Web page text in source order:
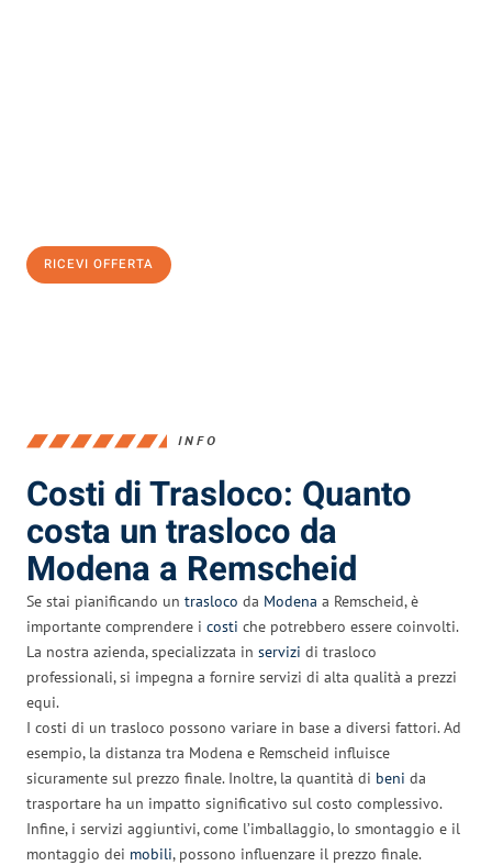
RICEVI OFFERTA
INFO
Costi di Trasloco: Quanto
costa un trasloco da
Modena a Remscheid
Se stai pianificando un trasloco da Modena a Remscheid, è
importante comprendere i costi che potrebbero essere coinvolti.
La nostra azienda, specializzata in servizi di trasloco
professionali, si impegna a fornire servizi di alta qualità a prezzi
equi.
I costi di un trasloco possono variare in base a diversi fattori. Ad
esempio, la distanza tra Modena e Remscheid influisce
sicuramente sul prezzo finale. Inoltre, la quantità di beni da
trasportare ha un impatto significativo sul costo complessivo.
Infine, i servizi aggiuntivi, come l’imballaggio, lo smontaggio e il
montaggio dei mobili, possono influenzare il prezzo finale.